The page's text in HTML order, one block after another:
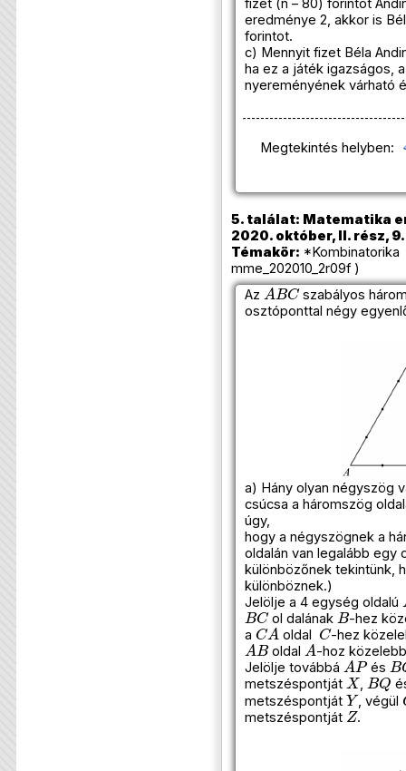
fizet (n – 80) forintot
eredménye 2, akkor is
forintot.
c) Mennyit fizet Béla
ha ez a játék igazságos,
nyereményének várható
Megtekintés helyben:
5. találat: Matematika
2020. október, II. rész,
Témakör:
mme_202010_2r09f )
Az
ABC
szabályos
osztóponttal négy
a) Hány olyan négyszög
csúcsa a háromszög
úgy,
hogy a négyszögnek a
oldalán van legalább egy
különbözőnek tekintünk,
különböznek.)
Jelölje a 4 egység oldalú
BC
ol dalának
B
-hez
a
CA
oldal
C
-hez
AB
oldal
A
-hoz
Jelölje továbbá
AP
és
B
metszéspontját
X
,
BQ
metszéspontját
Y
, végül
metszéspontját
Z
.